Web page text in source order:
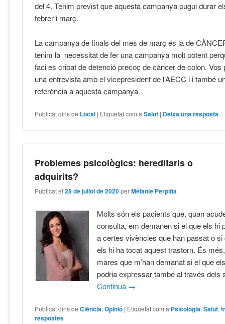
del 4. Tenim previst que aquesta campanya pugui durar
febrer i març.
La campanya de finals del mes de març és la de
tenim la necessitat de fer una campanya molt potent
faci es cribat de detenció precoç de càncer de colon. Vos
una entrevista amb el vicepresident de l’AECC i i també
referència a aquesta campanya.
Publicat dins de Local | Etiquetat com a Salut | Deixa una resposta
Problemes psicològics: hereditaris o
adquirits?
Publicat el28 de juliol de 2020 perMélanie Perpiña
Molts són els pacients que, quan
consulta, em demanen si el que els hi
a certes vivències que han passat o
els hi ha tocat aquest trastorn. És
mares que m’han demanat si el que
podria expressar també al través dels
Continua →
Publicat dins de Ciència,Opinió | Etiquetat com a Psicologia,Salut,
respostes